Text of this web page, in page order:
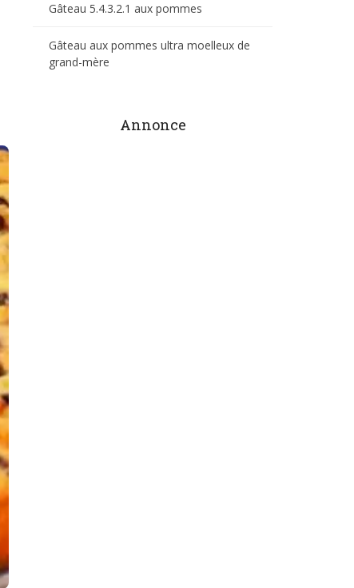
Gâteau 5.4.3.2.1 aux pommes
Gâteau aux pommes ultra moelleux de
grand-mère
Annonce